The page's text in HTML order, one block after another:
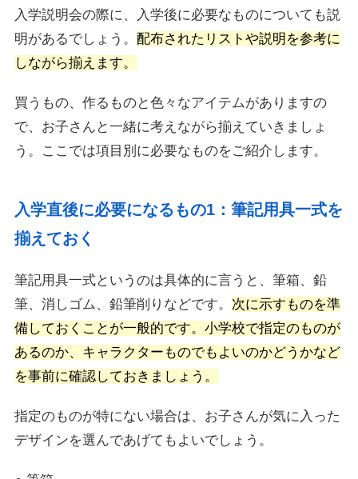
入学説明会の際に、入学後に必要なものについても説
明があるでしょう。 配布されたリストや説明を参考に
しながら揃えます。
買うもの、作るものと色々なアイテムがありますの
で、お子さんと一緒に考えながら揃えていきましょ
う。ここでは項目別に必要なものをご紹介します。
入学直後に必要になるもの1：筆記用具一式を
揃えておく
筆記用具一式というのは具体的に言うと、筆箱、鉛
筆、消しゴム、鉛筆削りなどです。 次に示すものを準
備しておくことが一般的です。小学校で指定のものが
あるのか、キャラクターものでもよいのかどうかなど
を事前に確認しておきましょう。
指定のものが特にない場合は、お子さんが気に入った
デザインを選んであげてもよいでしょう。